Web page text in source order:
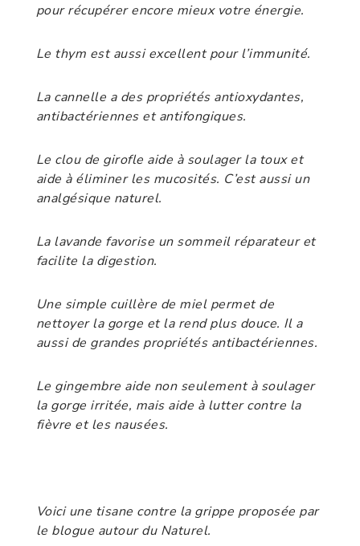
pour récupérer encore mieux votre énergie.
Le thym est aussi excellent pour l’immunité.
La cannelle a des propriétés antioxydantes,
antibactériennes et antifongiques.
Le clou de girofle aide à soulager la toux et
aide à éliminer les mucosités. C’est aussi un
analgésique naturel.
La lavande favorise un sommeil réparateur et
facilite la digestion.
Une simple cuillère de miel permet de
nettoyer la gorge et la rend plus douce. Il a
aussi de grandes propriétés antibactériennes.
Le gingembre aide non seulement à soulager
la gorge irritée, mais aide à lutter contre la
fièvre et les nausées.
Voici une tisane contre la grippe proposée par
le blogue autour du Naturel.